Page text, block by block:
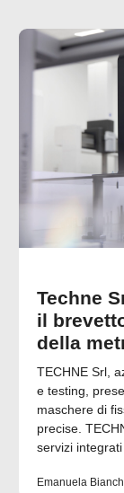
Techne
il
della
TECHNE Srl,
e testing,
maschere di
precise.
servizi
Emanuela